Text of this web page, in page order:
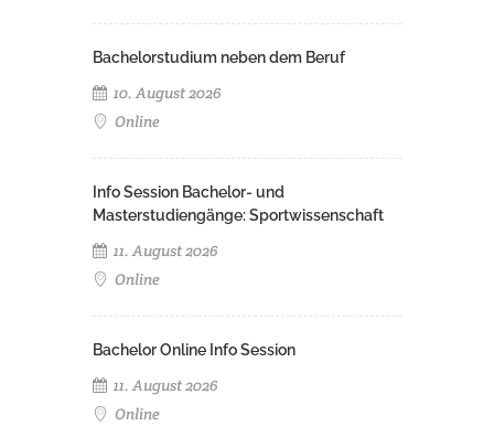
Bachelorstudium neben dem Beruf
10. August 2026
Online
Info Session Bachelor- und
Masterstudiengänge: Sportwissenschaft
11. August 2026
Online
Bachelor Online Info Session
11. August 2026
Online